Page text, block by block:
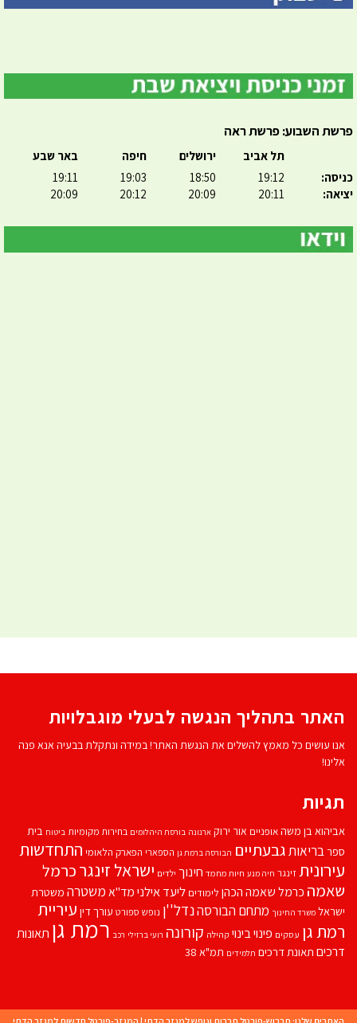
פרשת השבוע: פרשת ראה
כניסה:
יציאה:
תל אביב
19:12
20:11
ירושלים
18:50
20:09
חיפה
19:03
20:12
באר שבע
19:11
20:09
האתר בתהליך הנגשה לבעלי מוגבלויות
אנו עושים כל מאמץ להשלים את הנגשת האתר! במידה ונתקלת בבעיה אנא פנה
אלינו!
תגיות
אביהוא בן משהאופניים אור ירוק ארנונה בורסת היהלומים בחירות מקומיות ביטוח בית
ספרבריאותגבעתיים הבורסה ברמת גן הספארי הפארק הלאומי התחדשות
עירוניתזינגר חיה מנע חיות מחמד חינוך ילדים ישראל זינגרכרמל
שאמה כרמל שאמה הכהן לימודים ליעד אילנימד''אמשטרה משטרת
ישראל משרד החינוך מתחם הבורסהנדל''ן נופש ספורט עורך דין עיריית
רמת גן עסקים פינוי בינוי קהילה קורונה רועי ברזילי רכב רמת גן תאונות
דרכים תאונת דרכים תלמידים תמ"א 38